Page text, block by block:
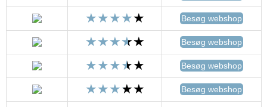
Besøg webshop
Besøg webshop
Besøg webshop
Besøg webshop